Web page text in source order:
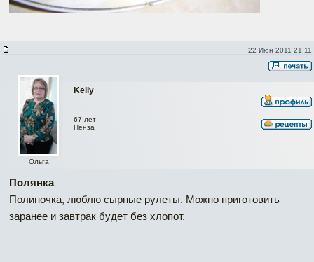
22 Июн 2011 21:11
Keily
Ольга
67 лет
Пенза
Полянка
Полиночка, люблю сырные рулеты. Можно приготовить
заранее и завтрак будет без хлопот.